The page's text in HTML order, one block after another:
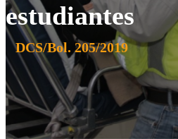
estudiantes
DCS/Bol. 205/2019